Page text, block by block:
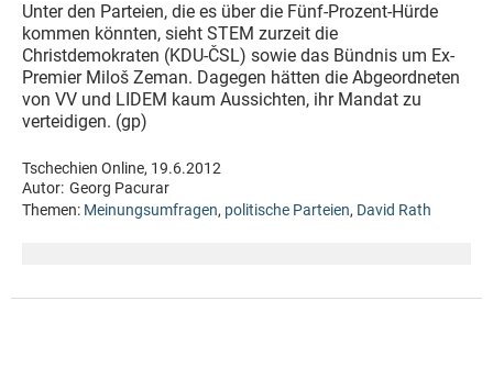
Unter den Parteien, die es über die Fünf-Prozent-Hürde
kommen könnten, sieht STEM zurzeit die
Christdemokraten (KDU-ČSL) sowie das Bündnis um Ex-
Premier Miloš Zeman. Dagegen hätten die Abgeordneten
von VV und LIDEM kaum Aussichten, ihr Mandat zu
verteidigen. (gp)
Tschechien Online, 19.6.2012
Autor: Georg Pacurar
Themen: Meinungsumfragen, politische Parteien, David Rath